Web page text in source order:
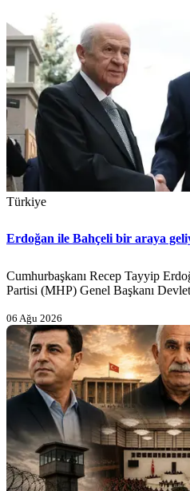
Türkiye
Erdoğan ile Bahçeli bir araya
Cumhurbaşkanı Recep Tayyip
Partisi (MHP) Genel Başkanı
06 Ağu 2026